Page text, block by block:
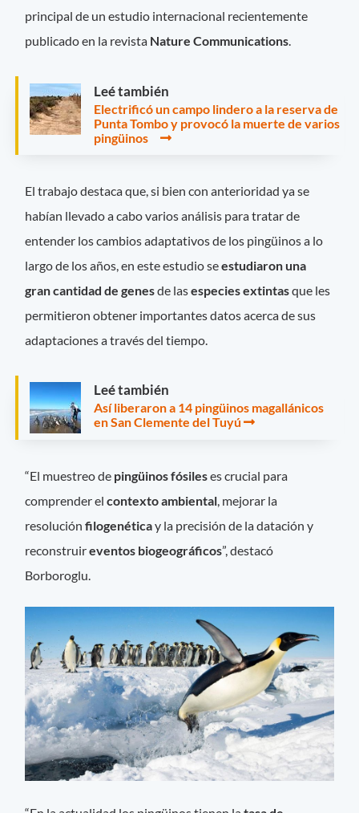
principal de un estudio internacional recientemente
publicado en la revista Nature Communications.
Leé también
Electrificó un campo lindero a la reserva de
Punta Tombo y provocó la muerte de varios
pingüinos
El trabajo destaca que, si bien con anterioridad ya se
habían llevado a cabo varios análisis para tratar de
entender los cambios adaptativos de los pingüinos a lo
largo de los años, en este estudio seestudiaron una
gran cantidad de genesde lasespeciesextintasque les
permitieron obtener importantes datos acerca de sus
adaptaciones a través del tiempo.
Leé también
Así liberaron a 14 pingüinos magallánicos
en San Clemente del Tuyú
“El muestreo de pingüinos fósileses crucial para
comprender elcontextoambiental, mejorar la
resoluciónfilogenéticay la precisión de la datación y
reconstruireventos biogeográficos”, destacó
Borboroglu.